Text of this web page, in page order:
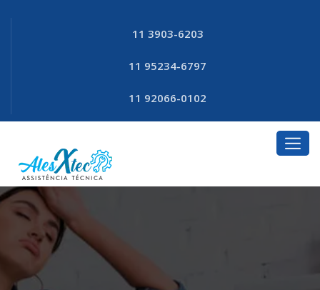
11 3903-6203
11 95234-6797
11 92066-0102